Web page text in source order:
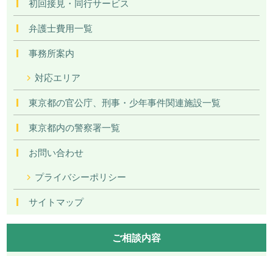
初回接見・同行サービス
弁護士費用一覧
事務所案内
対応エリア
東京都の官公庁、刑事・少年事件関連施設一覧
東京都内の警察署一覧
お問い合わせ
プライバシーポリシー
サイトマップ
ご相談内容